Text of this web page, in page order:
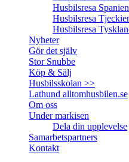
Husbilsresa Spanien
Husbilsresa
Husbilsresa
Nyheter
Gör det själv
Stor Snubbe
Köp & Sälj
Husbilsskolan >>
Lathund alltomhusbilen.se
Om oss
Under markisen
Dela din upplevelse
Samarbetspartners
Kontakt